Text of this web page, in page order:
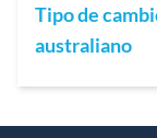
Tipo de
australiano